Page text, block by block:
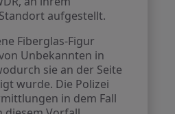
aufgestellt.
Fiberglas-Figur
Unbekannten in
sie an der Seite
wurde. Die Polizei
in dem Fall